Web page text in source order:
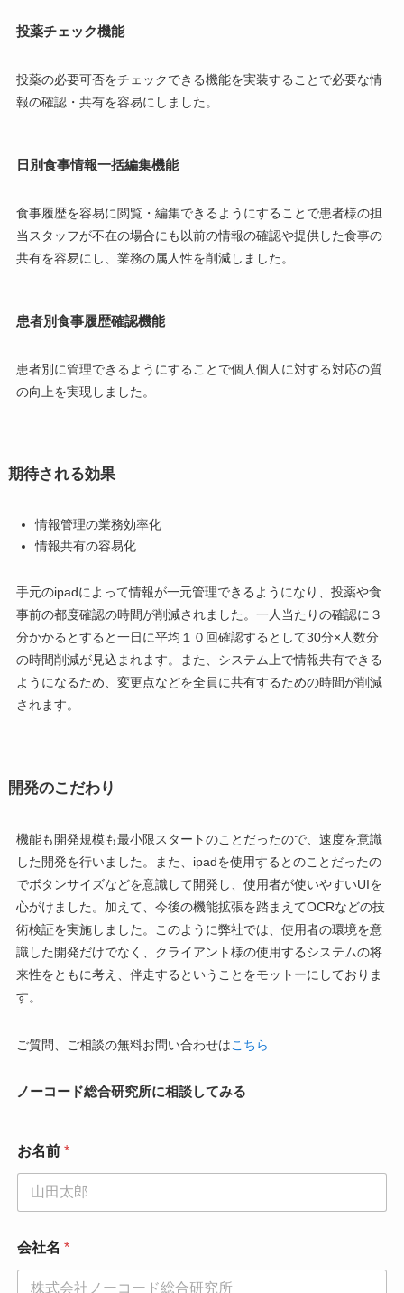
投薬チェック機能
投薬の必要可否をチェックできる機能を実装することで必要な情
報の確認・共有を容易にしました。
日別食事情報一括編集機能
食事履歴を容易に閲覧・編集できるようにすることで患者様の担
当スタッフが不在の場合にも以前の情報の確認や提供した食事の
共有を容易にし、業務の属人性を削減しました。
患者別食事履歴確認機能
患者別に管理できるようにすることで個人個人に対する対応の質
の向上を実現しました。
期待される効果
情報管理の業務効率化
情報共有の容易化
手元のipadによって情報が一元管理できるようになり、投薬や食
事前の都度確認の時間が削減されました。一人当たりの確認に３
分かかるとすると一日に平均１０回確認するとして30分×人数分
の時間削減が見込まれます。また、システム上で情報共有できる
ようになるため、変更点などを全員に共有するための時間が削減
されます。
開発のこだわり
機能も開発規模も最小限スタートのことだったので、速度を意識
した開発を行いました。また、ipadを使用するとのことだったの
でボタンサイズなどを意識して開発し、使用者が使いやすいUIを
心がけました。加えて、今後の機能拡張を踏まえてOCRなどの技
術検証を実施しました。このように弊社では、使用者の環境を意
識した開発だけでなく、クライアント様の使用するシステムの将
来性をともに考え、伴走するということをモットーにしておりま
す。
ご質問、ご相談の無料お問い合わせはこちら
ノーコード総合研究所に相談してみる
お名前 *
会社名 *